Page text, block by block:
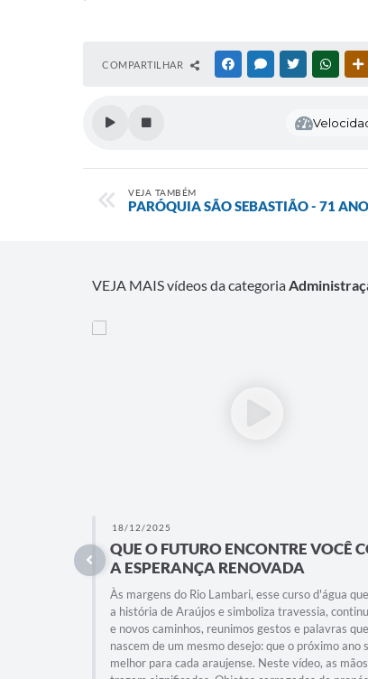
COMPARTILHAR FACEBOOKMESSENGER
TWITTER
VEJA TAMBÉM
PARÓQUIA SÃO SEBASTIÃO - 71
VEJA MAIS vídeos da categoria
18/12/2025
QUE O FUTURO ENCONTRE VOCÊ
A ESPERANÇA RENOVADA
Às margens do Rio Lambari, esse curso d'água
a história de Araújos e simboliza travessia,
e novos caminhos, reunimos gestos e palavras que
nascem de um mesmo desejo: que o próximo ano
melhor para cada araujense. Neste vídeo, as mãos